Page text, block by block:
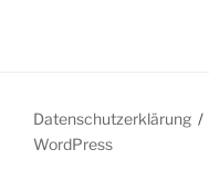
Datenschutzerklärung
WordPress